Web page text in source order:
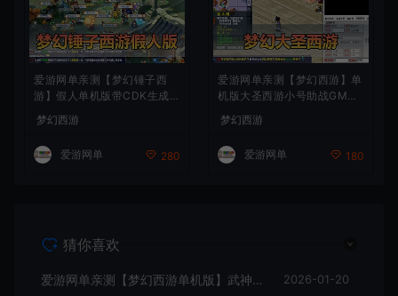
爱游网单亲测【梦幻锤子西
游】假人单机版带CDK生成兑
换自动抓鬼无限抽奖 仙玉 一
键启动视频安装教学
梦幻西游
爱游网单 280
爱游网单亲测【梦幻西游】单
机版大圣西游小号助战GM后
台装备定制免虚拟机一键启动
视频安装教学
梦幻西游
爱游网单 180
猜你喜欢
爱游网单亲测【梦幻西游单机版】武神追忆西游2 超多假人 一键多开助战 带CDK生成充值 一键启动 视频安装教学 2026-01-20